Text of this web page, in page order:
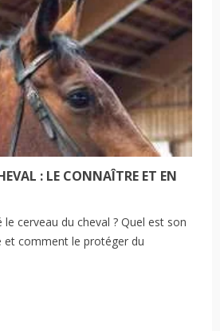
: LE CONNAÎTRE ET EN
cerveau du cheval ? Quel est son
et comment le protéger du